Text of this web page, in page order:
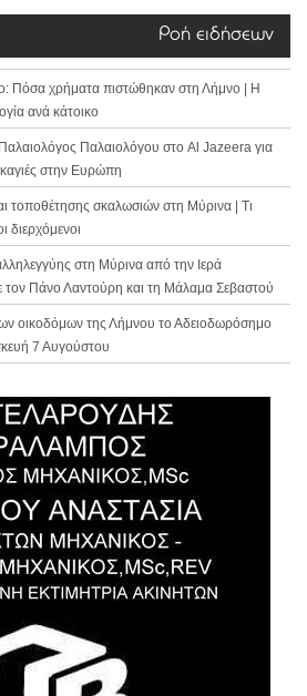
Ροή ειδήσεων
Πόσα χρήματα πιστώθηκαν στη Λήμνο | Η
ανά κάτοικο
Παλαιολόγου στο Al Jazeera για
στην Ευρώπη
τοποθέτησης σκαλωσιών στη Μύρινα | Τι
διερχόμενοι
στη Μύρινα από την Ιερά
Πάνο Λαντούρη και τη Μάλαμα Σεβαστού
οικοδόμων της Λήμνου το Αδειοδωρόσημο
7 Αυγούστου